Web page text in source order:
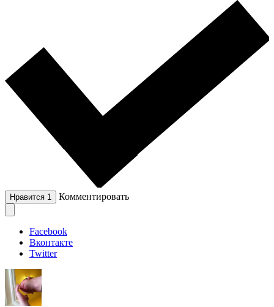
Нравится 1 Комментировать
Facebook
Вконтакте
Twitter